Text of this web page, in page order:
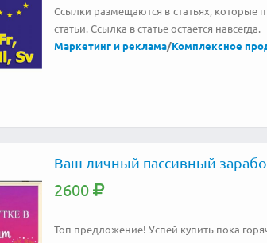
Ссылки размещаются в статьях, которые
статьи. Ссылка в статье остается навсегда.
Маркетинг и реклама/Комплексное
Ваш личный пассивный
2600
Топ предложение! Успей купить пока